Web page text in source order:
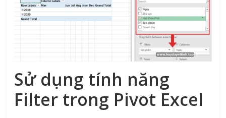
Sử dụng tính năng
Filter trong Pivot Excel